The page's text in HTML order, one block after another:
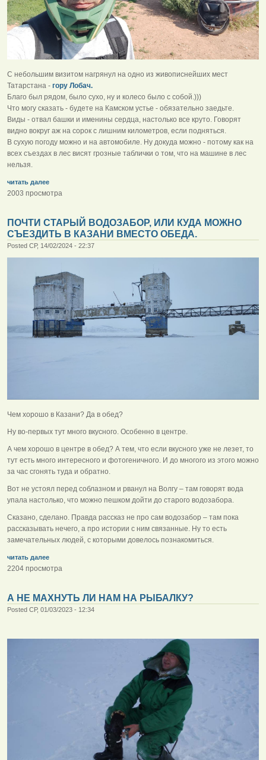
С небольшим визитом нагрянул на одно из живописнейших мест
Татарстана - гору Лобач.
Благо был рядом, было сухо, ну и колесо было с собой.)))
Что могу сказать - будете на Камском устье - обязательно заедьте.
Виды - отвал башки и именины сердца, настолько все круто. Говорят
видно вокруг аж на сорок с лишним километров, если подняться.
В сухую погоду можно и на автомобиле. Ну докуда можно - потому как на
всех съездах в лес висят грозные таблички о том, что на машине в лес
нельзя.
читать далее
2003 просмотра
ПОЧТИ СТАРЫЙ ВОДОЗАБОР, ИЛИ КУДА МОЖНО
СЪЕЗДИТЬ В КАЗАНИ ВМЕСТО ОБЕДА.
Posted СР, 14/02/2024 - 22:37
Чем хорошо в Казани? Да в обед?
Ну во-первых тут много вкусного. Особенно в центре.
А чем хорошо в центре в обед? А тем, что если вкусного уже не лезет, то
тут есть много интересного и фотогеничного. И до многого из этого можно
за час сгонять туда и обратно.
Вот не устоял перед соблазном и рванул на Волгу – там говорят вода
упала настолько, что можно пешком дойти до старого водозабора.
Сказано, сделано. Правда рассказ не про сам водозабор – там пока
рассказывать нечего, а про истории с ним связанные. Ну то есть
замечательных людей, с которыми довелось познакомиться.
читать далее
2204 просмотра
А НЕ МАХНУТЬ ЛИ НАМ НА РЫБАЛКУ?
Posted СР, 01/03/2023 - 12:34